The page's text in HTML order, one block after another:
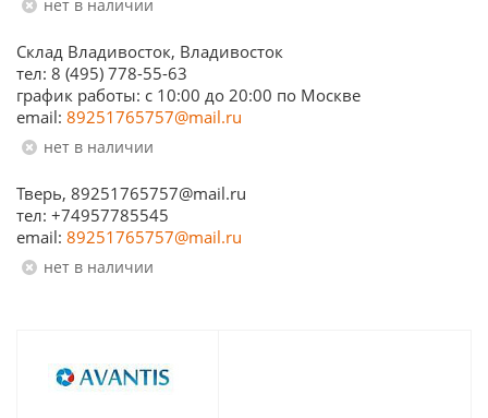
Нет в наличии
Склад Владивосток, Владивосток
тел: 8 (495) 778-55-63
график работы: с 10:00 до 20:00 по Москве
email: 89251765757@mail.ru
Нет в наличии
Тверь, 89251765757@mail.ru
тел: +74957785545
email: 89251765757@mail.ru
Нет в наличии